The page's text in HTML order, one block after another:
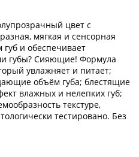
цвет с
мягкая и сенсорная
губ и обеспечивает
губы? Сияющие! Формула
увлажняет и питает;
объём губа; блестящие
влажных и нелепких губ;
текстуре,
тестировано. Без